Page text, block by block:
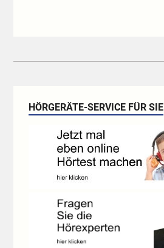
HÖRGERÄTE-SERVICE FÜR SIE